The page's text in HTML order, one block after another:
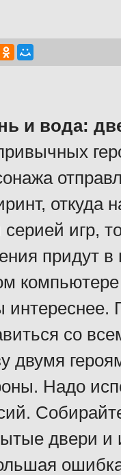
и вода:
откуда
серией игр,
придут в
компьютере
интереснее.
со
двумя
Надо
двери и